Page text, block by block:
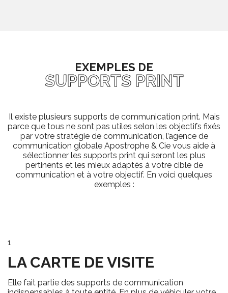
EXEMPLES DE
SUPPORTS PRINT
Il existe plusieurs supports de communication print. Mais
parce que tous ne sont pas utiles selon les objectifs fixés
par votre stratégie de communication, l’agence de
communication globale Apostrophe & Cie vous aide à
sélectionner les supports print qui seront les plus
pertinents et les mieux adaptés à votre cible de
communication et à votre objectif. En voici quelques
exemples :
1
LA CARTE DE VISITE
Elle fait partie des supports de communication